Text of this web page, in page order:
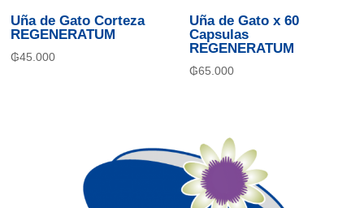
Uña de Gato Corteza
REGENERATUM
₲45.000
Uña de Gato x 60
Capsulas
REGENERATUM
₲65.000